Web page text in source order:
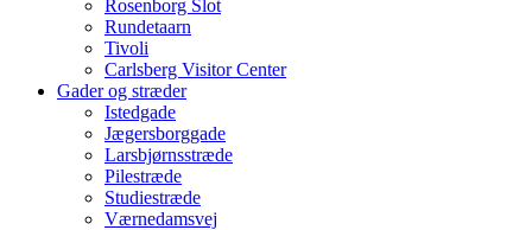
Rosenborg Slot
Rundetaarn
Tivoli
Carlsberg Visitor Center
Gader og stræder
Istedgade
Jægersborggade
Larsbjørnsstræde
Pilestræde
Studiestræde
Værnedamsvej